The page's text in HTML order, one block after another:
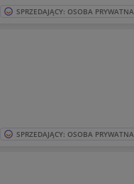
SPRZEDAJĄCY: OSOBA PRYWATNA
SPRZEDAJĄCY: OSOBA PRYWATNA